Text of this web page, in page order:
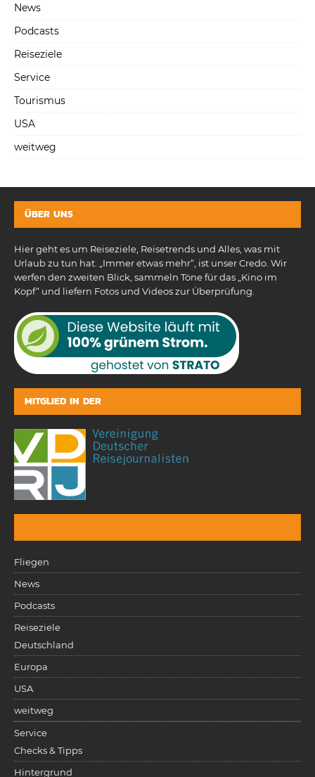
News
Podcasts
Reiseziele
Service
Tourismus
USA
weitweg
ÜBER UNS
Hier geht es um Reiseziele, Reisetrends und Alles, was mit
Urlaub zu tun hat. „Immer etwas mehr“, ist unser Credo. Wir
werfen den zweiten Blick, sammeln Töne für das „Kino im
Kopf“ und liefern Fotos und Videos zur Überprüfung.
MITGLIED IN DER
Fliegen
News
Podcasts
Reiseziele
Deutschland
Europa
USA
weitweg
Service
Checks & Tipps
Hintergrund